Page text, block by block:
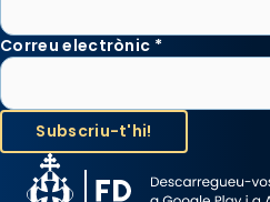
Correu electrònic *